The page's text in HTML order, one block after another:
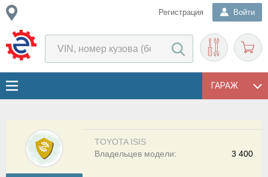
Регистрация Войти
ГАРАЖ
TOYOTA ISIS
3 400
Владельцев модели: